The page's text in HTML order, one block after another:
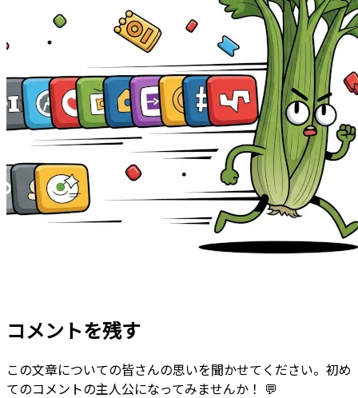
コメントを残す
この文章についての皆さんの思いを聞かせてください。初め
てのコメントの主人公になってみませんか！ 💬